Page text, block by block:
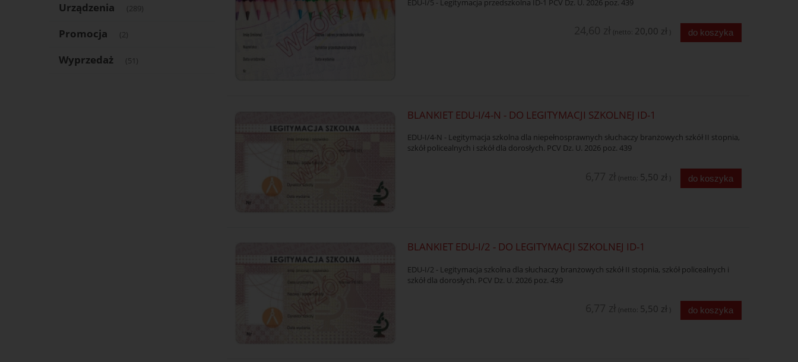
Urządzenia (289)
Promocja (2)
Wyprzedaż (51)
EDU-I/5 - Legitymacja przedszkolna ID-1 PCV Dz. U. 2026 poz. 439
(netto: 20,00 zł ) do koszyka
BLANKIET EDU-I/4-N - DO LEGITYMACJI SZKOLNEJ ID-1
EDU-I/4-N - Legitymacja szkolna dla niepełnosprawnych słuchaczy branżowych szkół II stopnia,
szkół policealnych i szkół dla dorosłych. PCV Dz. U. 2026 poz. 439
(netto: 5,50 zł ) do koszyka
BLANKIET EDU-I/2 - DO LEGITYMACJI SZKOLNEJ ID-1
EDU-I/2 - Legitymacja szkolna dla słuchaczy branżowych szkół II stopnia, szkół policealnych i
szkół dla dorosłych. PCV Dz. U. 2026 poz. 439
(netto: 5,50 zł ) do koszyka